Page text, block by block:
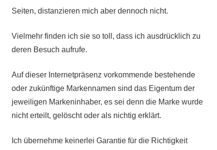
Seiten, distanzieren mich aber dennoch nicht.
Vielmehr finden ich sie so toll, dass ich ausdrücklich zu
deren Besuch aufrufe.
Auf dieser Internetpräsenz vorkommende bestehende
oder zukünftige Markennamen sind das Eigentum der
jeweiligen Markeninhaber, es sei denn die Marke wurde
nicht erteilt, gelöscht oder als nichtig erklärt.
Ich übernehme keinerlei Garantie für die Richtigkeit